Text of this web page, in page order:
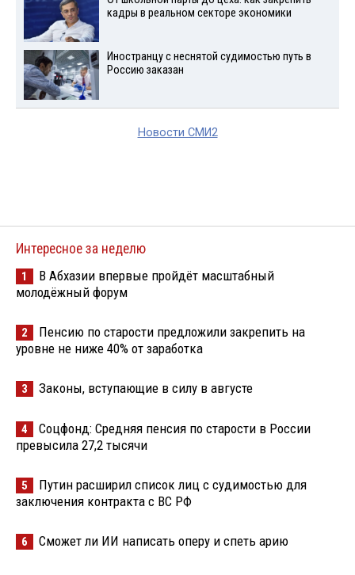
кадры в реальном секторе экономики
Иностранцу с неснятой судимостью путь в
Россию заказан
Новости СМИ2
Интересное за неделю
1
В Абхазии впервые пройдёт масштабный
молодёжный форум
2
Пенсию по старости предложили закрепить на
уровне не ниже 40% от заработка
3 Законы, вступающие в силу в августе
4
Соцфонд: Средняя пенсия по старости в России
превысила 27,2 тысячи
5
Путин расширил список лиц с судимостью для
заключения контракта с ВС РФ
6 Сможет ли ИИ написать оперу и спеть арию